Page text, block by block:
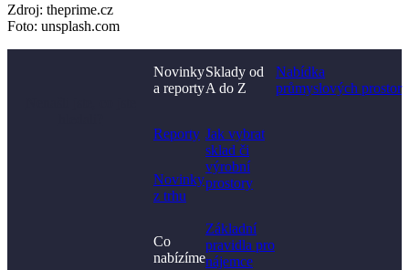
Zdroj: theprime.cz
Foto: unsplash.com
Novinky
a reporty
Reporty
Novinky
z trhu
Co
nabízíme
Sklady od
A do Z
Jak vybrat
sklad či
výrobní
prostory​
Základní
pravidla pro
nájemce
Nabídka
průmyslových prostor